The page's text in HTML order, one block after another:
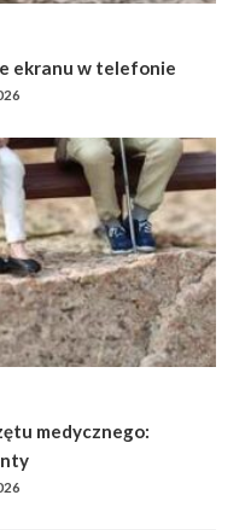
ekranu w telefonie
medycznego: